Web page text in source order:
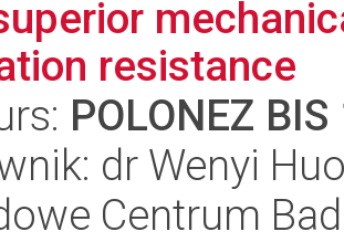
resistance
POLONEZ BIS
dr Wenyi
Centrum